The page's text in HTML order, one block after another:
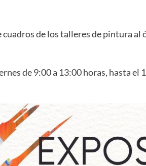
de los talleres de pintura
de 9:00 a 13:00 horas, hasta